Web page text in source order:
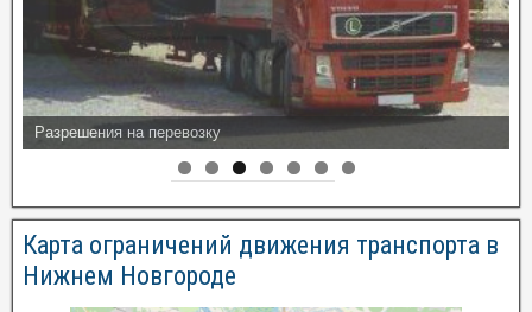
Разрешения на перевозку
Карта ограничений движения транспорта в
Нижнем Новгороде